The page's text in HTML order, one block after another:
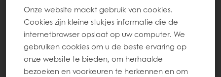
Onze website maakt gebruik van cookies.
Cookies zijn kleine stukjes informatie die de
internetbrowser opslaat op uw computer. We
gebruiken cookies om u de beste ervaring op
onze website te bieden, om herhaalde
bezoeken en voorkeuren te herkennen en om